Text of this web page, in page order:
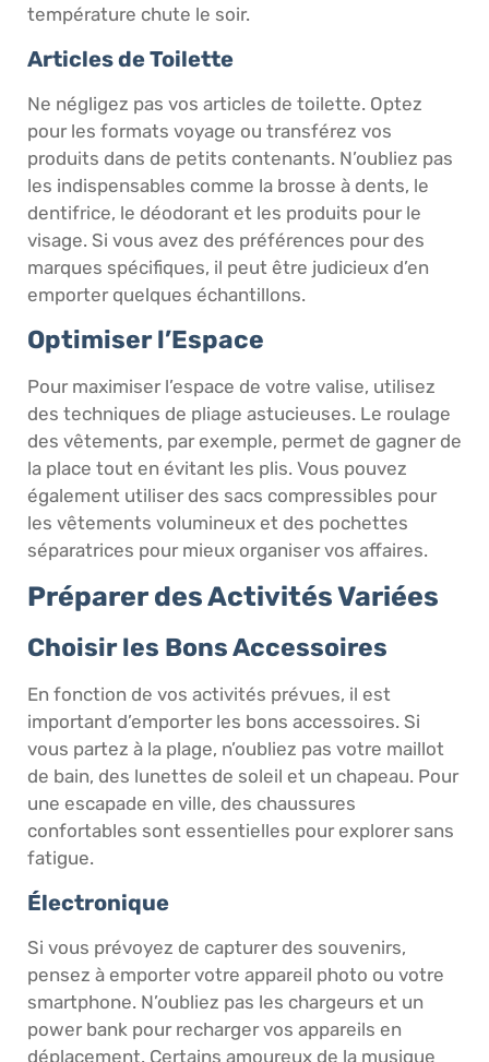
température chute le soir.
Articles de Toilette
Ne négligez pas vos articles de toilette. Optez
pour les formats voyage ou transférez vos
produits dans de petits contenants. N’oubliez pas
les indispensables comme la brosse à dents, le
dentifrice, le déodorant et les produits pour le
visage. Si vous avez des préférences pour des
marques spécifiques, il peut être judicieux d’en
emporter quelques échantillons.
Optimiser l’Espace
Pour maximiser l’espace de votre valise, utilisez
des techniques de pliage astucieuses. Le roulage
des vêtements, par exemple, permet de gagner de
la place tout en évitant les plis. Vous pouvez
également utiliser des sacs compressibles pour
les vêtements volumineux et des pochettes
séparatrices pour mieux organiser vos affaires.
Préparer des Activités Variées
Choisir les Bons Accessoires
En fonction de vos activités prévues, il est
important d’emporter les bons accessoires. Si
vous partez à la plage, n’oubliez pas votre maillot
de bain, des lunettes de soleil et un chapeau. Pour
une escapade en ville, des chaussures
confortables sont essentielles pour explorer sans
fatigue.
Électronique
Si vous prévoyez de capturer des souvenirs,
pensez à emporter votre appareil photo ou votre
smartphone. N’oubliez pas les chargeurs et un
power bank pour recharger vos appareils en
déplacement. Certains amoureux de la musique